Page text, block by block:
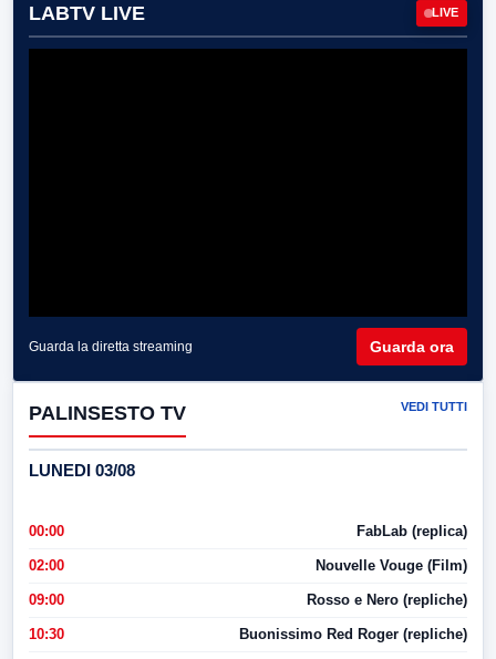
LABTV LIVE LIVE
Guarda la diretta streaming Guarda ora
PALINSESTO TV VEDI TUTTI
LUNEDI 03/08
00:00 FabLab (replica)
02:00 Nouvelle Vouge (Film)
09:00 Rosso e Nero (repliche)
10:30 Buonissimo Red Roger (repliche)